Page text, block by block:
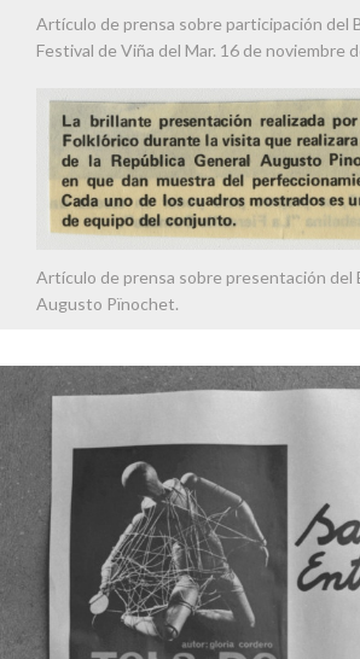
Artículo de prensa sobre participación del
Festival de Viña del Mar. 16 de noviembre
Artículo de prensa sobre presentación del
Augusto Pïnochet.